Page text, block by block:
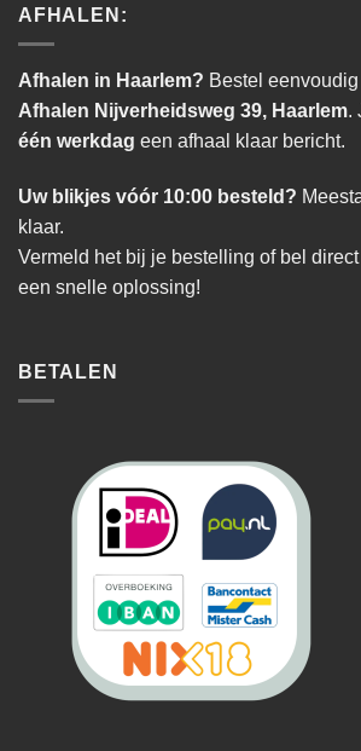
AFHALEN:
Afhalen in Haarlem? Bestel
Afhalen Nijverheidsweg 39, Haarlem.
één werkdag een afhaal klaar bericht.
Uw blikjes vóór 10:00 besteld?
klaar.
Vermeld het bij je bestelling of bel direct
een snelle oplossing!
BETALEN